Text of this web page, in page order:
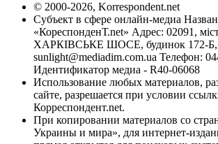
© 2000-2026, Korrespondent.net
Субъект в сфере онлайн-медиа
«КореспонденТ.net» Адрес: 02091,
ХАРКІВСЬКЕ ШОСЕ, будинок 172-Б,
sunlight@mediadim.com.ua Телефон:
Идентификатор медиа - R40-06068
Использование любых материалов,
сайте, разрешается при условии
Корреспондент.net.
При копировании материалов со
Украины и мира», для интернет-